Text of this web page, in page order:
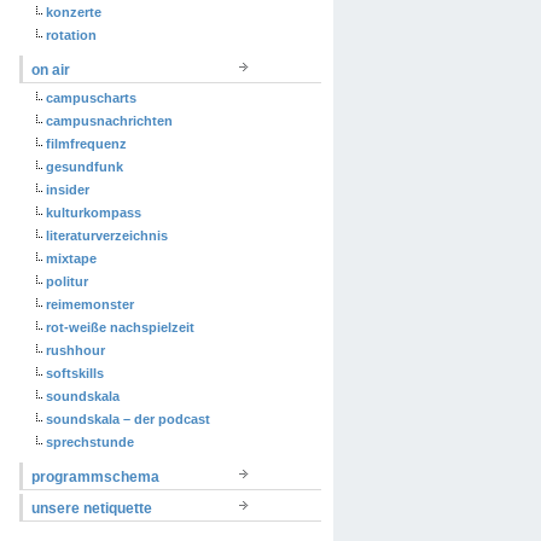
konzerte
rotation
on air
campuscharts
campusnachrichten
filmfrequenz
gesundfunk
insider
kulturkompass
literaturverzeichnis
mixtape
politur
reimemonster
rot-weiße nachspielzeit
rushhour
softskills
soundskala
soundskala – der podcast
sprechstunde
programmschema
unsere netiquette